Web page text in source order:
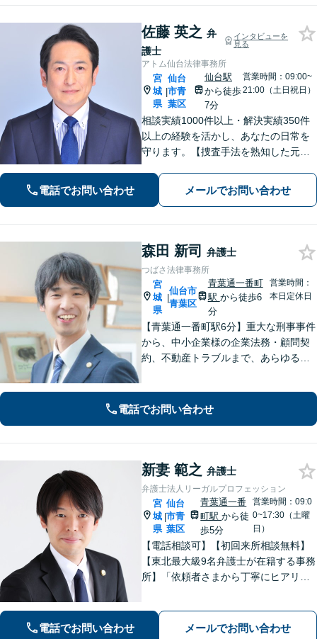
佐藤 英之 弁
護士
インタビューを
見る
アトム仙台法律事務所
宮
城
県
|
仙台
市青
葉区
仙台駅
から徒歩
7分
営業時間：09:00~
21:00（土日祝日）
相談実績1000件以上・解決実績350件
以上の経験を活かし、あなたの日常を
守ります。【捜査手法を熟知した元警
電話でお問い合わせ メールでお問い合わせ
森田 新司 弁護士
つばさ法律事務所
宮
城
県
|
仙台市
青葉区
青葉通一番町
駅 から徒歩6
分
営業時間：
本日定休日
【青葉通一番町駅6分】重大な刑事事件
から、中小企業様の企業法務・顧問契
約、不動産トラブルまで、あらゆる法
もございます。一人で抱え込まず、ま
電話でお問い合わせ
新妻 範之 弁護士
弁護士法人リーガルプロフェッション
宮
城
県
|
仙台
市青
葉区
青葉通一番
町駅から徒
歩5分
営業時間：09:0
0~17:30（土曜
日）
【電話相談可】【初回来所相談無料】
【東北最大級9名弁護士が在籍する事務
所】「依頼者さまから丁寧にヒアリン
可」多角的な視点で労働問題をサポー
電話でお問い合わせ メールでお問い合わせ